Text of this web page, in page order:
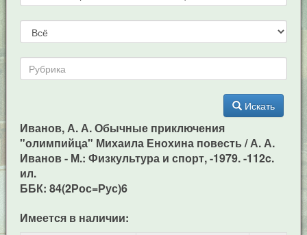
Искать
Иванов, А. А. Обычные приключения
"олимпийца" Михаила Енохина повесть / А. А.
Иванов - М.: Физкультура и спорт, -1979. -112c.
ил.
ББК: 84(2Рос=Рус)6
Имеется в наличии: